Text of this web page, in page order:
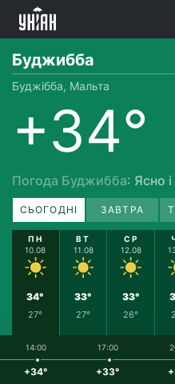
Буджибба
Буджібба, Мальта
+34°
Погода Буджибба: Ясно
СЬОГОДНІ ЗАВТРА
ПН
10.08
34°
27°
ВТ
11.08
33°
27°
СР
12.08
33°
26°
14:00
+34°
17:00
+33°